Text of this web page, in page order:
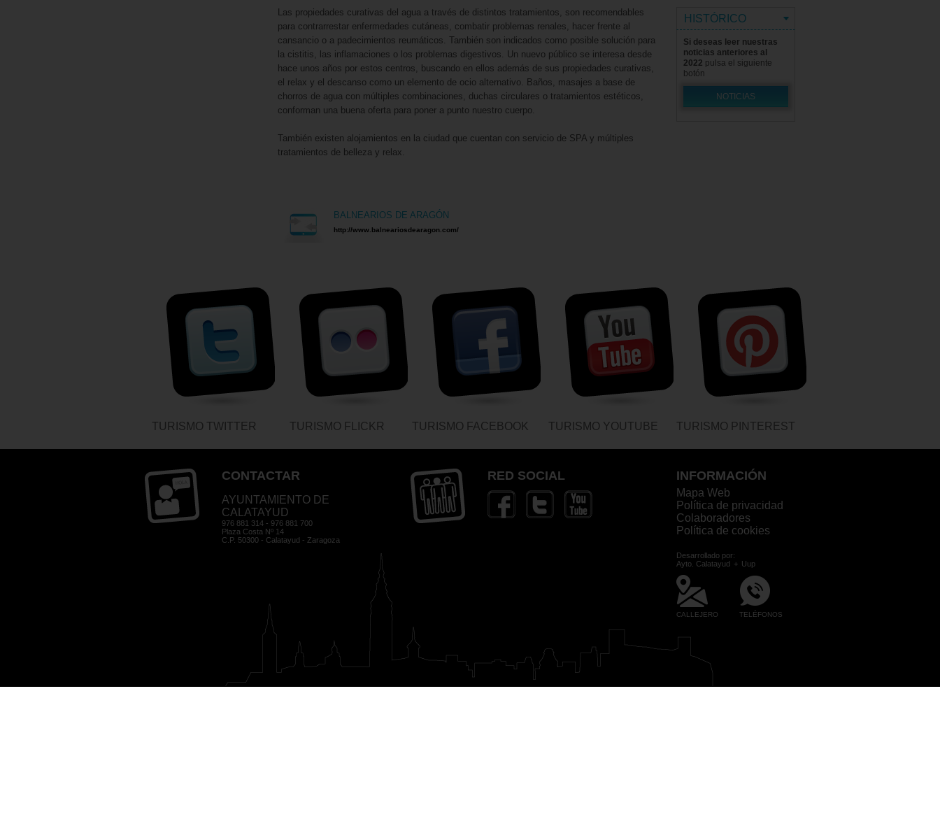
Las propiedades curativas del agua a través de distintos tratamientos, son recomendables
para contrarrestar enfermedades cutáneas, combatir problemas renales, hacer frente al
cansancio o a padecimientos reumáticos. También son indicados como posible solución para
la cistitis, las inflamaciones o los problemas digestivos. Un nuevo público se interesa desde
hace unos años por estos centros, buscando en ellos además de sus propiedades curativas,
el relax y el descanso como un elemento de ocio alternativo. Baños, masajes a base de
chorros de agua con múltiples combinaciones, duchas circulares o tratamientos estéticos,
conforman una buena oferta para poner a punto nuestro cuerpo.
También existen alojamientos en la ciudad que cuentan con servicio de SPA y múltiples
tratamientos de belleza y relax.
BALNEARIOS DE ARAGÓN
http://www.balneariosdearagon.com/
HISTÓRICO
Si deseas leer nuestras
noticias anteriores al
2022 pulsa el siguiente
botón
NOTICIAS
TURISMO TWITTER TURISMO FLICKR TURISMO FACEBOOK TURISMO YOUTUBE TURISMO PINTEREST
CONTACTAR
AYUNTAMIENTO DE
CALATAYUD
976 881 314 - 976 881 700
Plaza Costa Nº 14
C.P. 50300 - Calatayud - Zaragoza
RED SOCIAL INFORMACIÓN
Mapa Web
Política de privacidad
Colaboradores
Política de cookies
Desarrollado por:
Ayto. Calatayud + Uup
CALLEJERO TELÉFONOS